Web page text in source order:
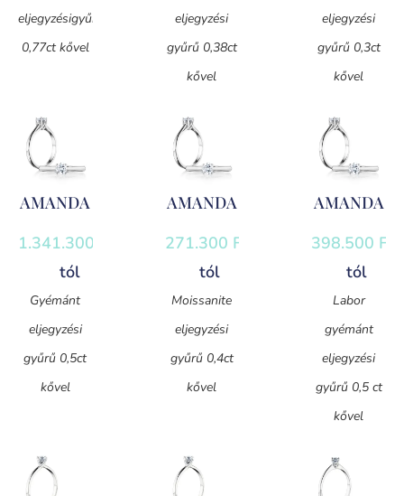
eljegyzésigyűrű
0,77ct kővel
eljegyzési
gyűrű 0,38ct
kővel
eljegyzési
gyűrű 0,3ct
kővel
AMANDA
1.341.300
tól
Gyémánt
eljegyzési
gyűrű 0,5ct
kővel
AMANDA
271.300 Ft
tól
Moissanite
eljegyzési
gyűrű 0,4ct
kővel
AMANDA
398.500 Ft
tól
Labor
gyémánt
eljegyzési
gyűrű 0,5 ct
kővel